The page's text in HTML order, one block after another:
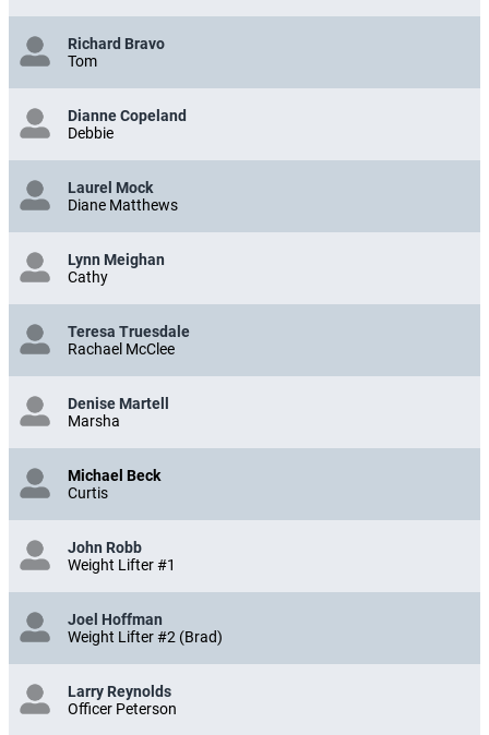
Richard Bravo
Tom
Dianne Copeland
Debbie
Laurel Mock
Diane Matthews
Lynn Meighan
Cathy
Teresa Truesdale
Rachael McClee
Denise Martell
Marsha
Michael Beck
Curtis
John Robb
Weight Lifter #1
Joel Hoffman
Weight Lifter #2 (Brad)
Larry Reynolds
Officer Peterson